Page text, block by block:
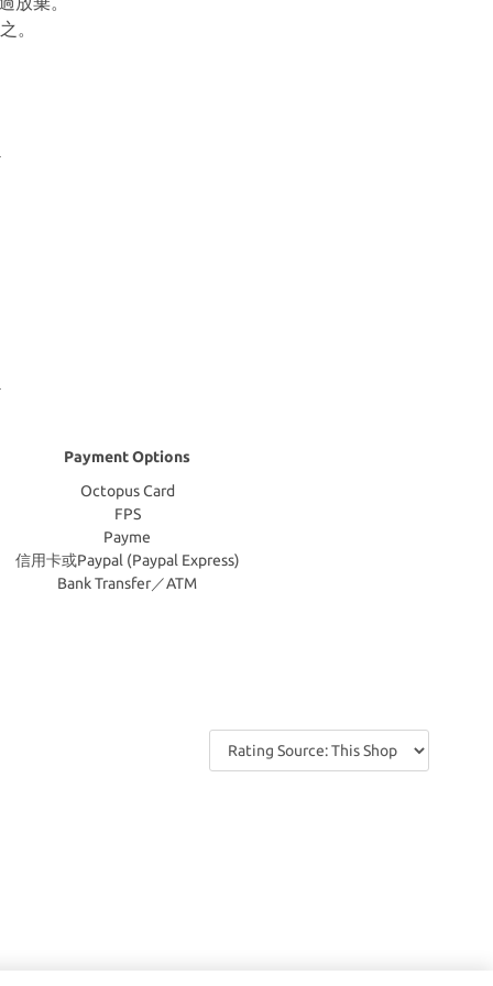
。
Payment Options
Octopus Card
FPS
Payme
信用卡或Paypal (Paypal Express)
Bank Transfer／ATM